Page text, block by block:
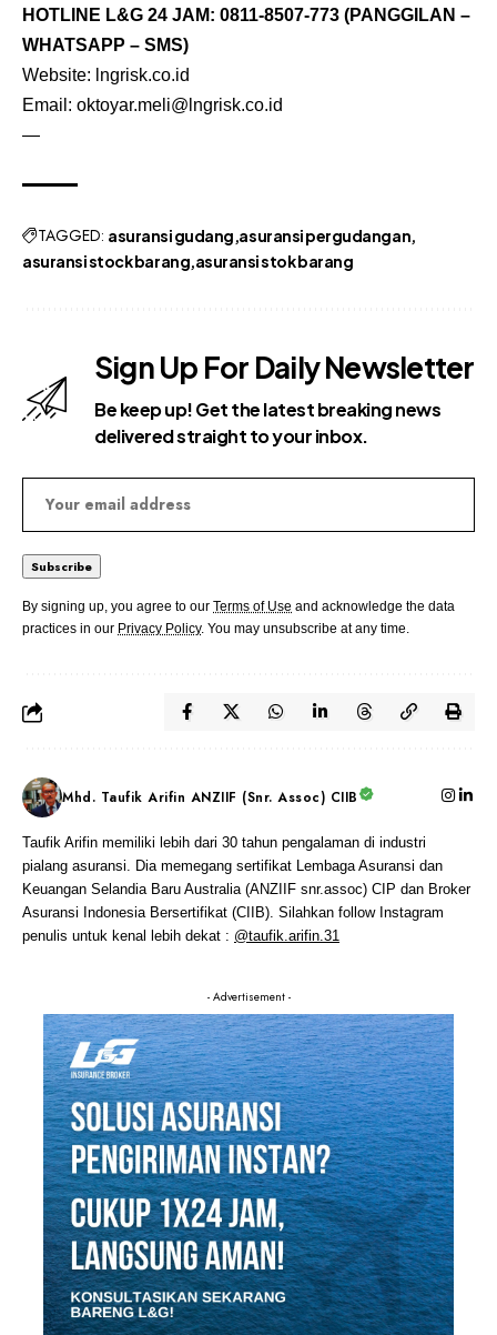
HOTLINE L&G 24 JAM: 0811-8507-773 (PANGGILAN –
WHATSAPP – SMS)
Website: lngrisk.co.id
Email: oktoyar.meli@lngrisk.co.id
—
TAGGED: asuransi gudang asuransi pergudangan
asuransi stock barang asuransi stok barang
Sign Up For Daily Newsletter
Be keep up! Get the latest breaking news
delivered straight to your inbox.
By signing up, you agree to our Terms of Use and acknowledge the data
practices in our Privacy Policy. You may unsubscribe at any time.
Mhd. Taufik Arifin ANZIIF (Snr. Assoc) CIIB
Taufik Arifin memiliki lebih dari 30 tahun pengalaman di industri
pialang asuransi. Dia memegang sertifikat Lembaga Asuransi dan
Keuangan Selandia Baru Australia (ANZIIF snr.assoc) CIP dan Broker
Asuransi Indonesia Bersertifikat (CIIB). Silahkan follow Instagram
penulis untuk kenal lebih dekat : @taufik.arifin.31
- Advertisement -